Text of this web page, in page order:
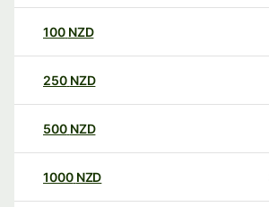
100 NZD
250 NZD
500 NZD
1000 NZD